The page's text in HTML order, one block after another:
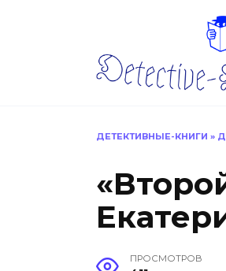
ДЕТЕКТИВНЫЕ-КНИГИ »
ПРОСМОТРОВ